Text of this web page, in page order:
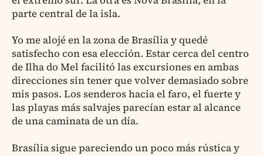
parte central de la isla.
Yo me alojé en la zona de Brasília y quedé
satisfecho con esa elección. Estar cerca del centro
de Ilha do Mel facilitó las excursiones en ambas
direcciones sin tener que volver demasiado sobre
mis pasos. Los senderos hacia el faro, el fuerte y
las playas más salvajes parecían estar al alcance
de una caminata de un día.
Brasília sigue pareciendo un poco más rústica y